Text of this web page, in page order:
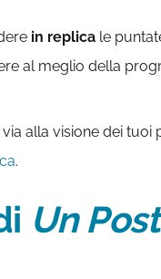
in replica le
al meglio della
alla visione dei
.
Un